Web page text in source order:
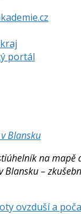
portál
Blansku
na mapě
Blansku –
ovzduší a